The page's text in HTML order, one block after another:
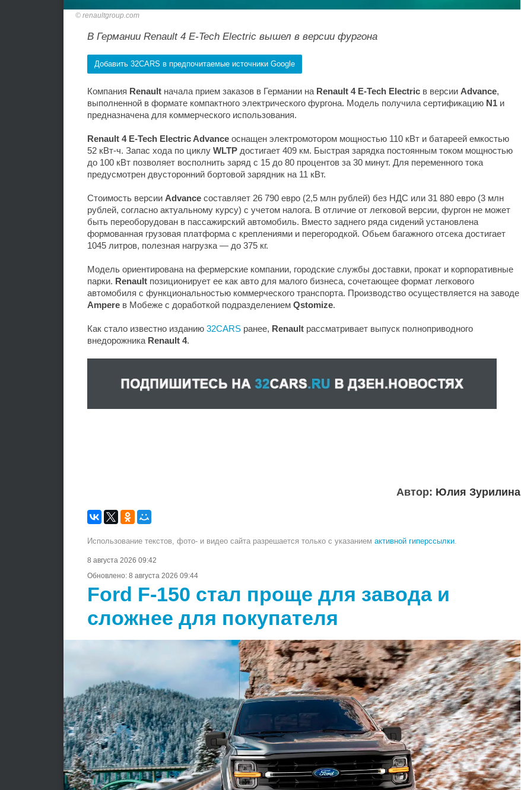
renaultgroup.com
В Германии Renault 4 E-Tech Electric вышел в версии фургона
Добавить 32CARS в предпочитаемые источники Google
Компания Renault начала прием заказов в Германии на Renault 4 E-Tech Electric в версии Advance,
выполненной в формате компактного электрического фургона. Модель получила сертификацию N1 и
предназначена для коммерческого использования.
Renault 4 E-Tech Electric Advance оснащен электромотором мощностью 110 кВт и батареей емкостью
52 кВт-ч. Запас хода по циклу WLTP достигает 409 км. Быстрая зарядка постоянным током мощностью
до 100 кВт позволяет восполнить заряд с 15 до 80 процентов за 30 минут. Для переменного тока
предусмотрен двусторонний бортовой зарядник на 11 кВт.
Стоимость версии Advance составляет 26 790 евро (2,5 млн рублей) без НДС или 31 880 евро (3 млн
рублей, согласно актуальному курсу) с учетом налога. В отличие от легковой версии, фургон не может
быть переоборудован в пассажирский автомобиль. Вместо заднего ряда сидений установлена
формованная грузовая платформа с креплениями и перегородкой. Обьем багажного отсека достигает
1045 литров, полезная нагрузка — до 375 кг.
Модель ориентирована на фермерские компании, городские службы доставки, прокат и корпоративные
парки. Renault позиционирует ее как авто для малого бизнеса, сочетающее формат легкового
автомобиля с функциональностью коммерческого транспорта. Производство осуществляется на заводе
Ampere в Мобеже с доработкой подразделением Qstomize.
Как стало известно изданию 32CARS ранее, Renault рассматривает выпуск полноприводного
внедорожника Renault 4.
Автор: Юлия Зурилина
Использование текстов, фото- и видео сайта разрешается только с указанием активной гиперссылки.
8 августа 2026 09:42
Обновлено: 8 августа 2026 09:44
Ford F-150 стал проще для завода и
сложнее для покупателя